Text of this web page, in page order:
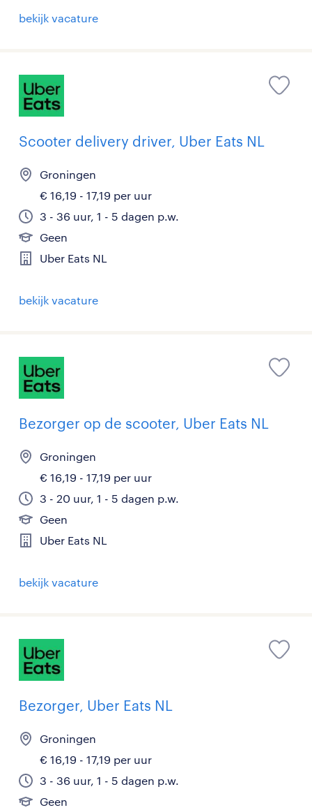
bekijk vacature
Scooter delivery driver, Uber Eats NL
Groningen
€ 16,19 - 17,19 per uur
3 - 36 uur, 1 - 5 dagen p.w.
Geen
Uber Eats NL
bekijk vacature
Bezorger op de scooter, Uber Eats NL
Groningen
€ 16,19 - 17,19 per uur
3 - 20 uur, 1 - 5 dagen p.w.
Geen
Uber Eats NL
bekijk vacature
Bezorger, Uber Eats NL
Groningen
€ 16,19 - 17,19 per uur
3 - 36 uur, 1 - 5 dagen p.w.
Geen